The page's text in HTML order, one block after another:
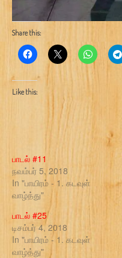
Share this:
Like this:
பாடல் #11
நவம்பர் 5, 2018
In "பாயிரம் - 1. கடவுள்
வாழ்த்து"
பாடல் #25
டிசம்பர் 4, 2018
In "பாயிரம் - 1. கடவுள்
வாழ்த்து"